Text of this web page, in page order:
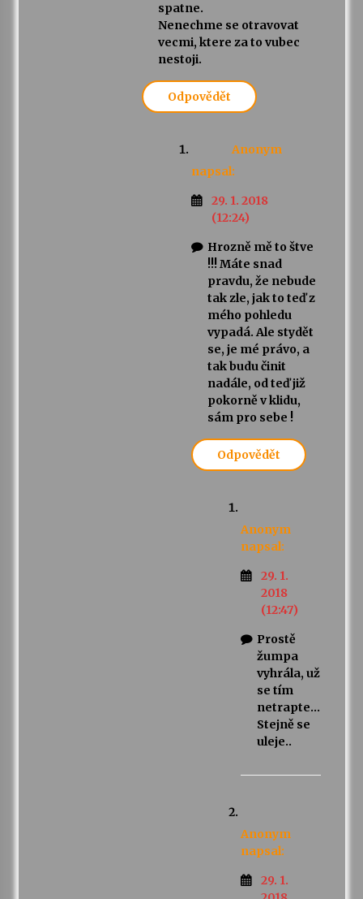
spatne.
Nenechme se otravovat
vecmi, ktere za to vubec
nestoji.
Odpovědět
Anonym
napsal:
29. 1. 2018
(12:24)
Hrozně mě to štve
!!! Máte snad
pravdu, že nebude
tak zle, jak to teď z
mého pohledu
vypadá. Ale stydět
se, je mé právo, a
tak budu činit
nadále, od teď již
pokorně v klidu,
sám pro sebe !
Odpovědět
Anonym
napsal:
29. 1.
2018
(12:47)
Prostě
žumpa
vyhrála, už
se tím
netrapte…
Stejně se
uleje..
Anonym
napsal:
29. 1.